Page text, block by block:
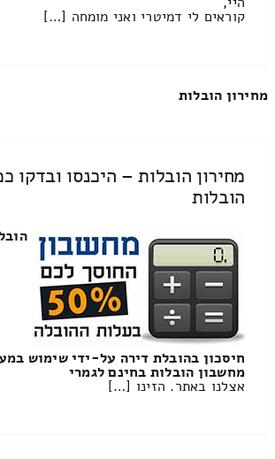
קוראים לי דמיטרי ואני מומחה […]
מחירון הובלות
מחירון הובלות – היכנסו ובדקו
הובלות
חיסכון בהובלת דירה על-ידי שימוש
מחשבון הובלות בחינם לגמרי
אצלנו באתר. הזינו […]